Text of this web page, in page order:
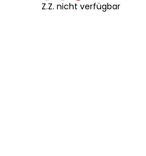
Z.Z. nicht verfügbar